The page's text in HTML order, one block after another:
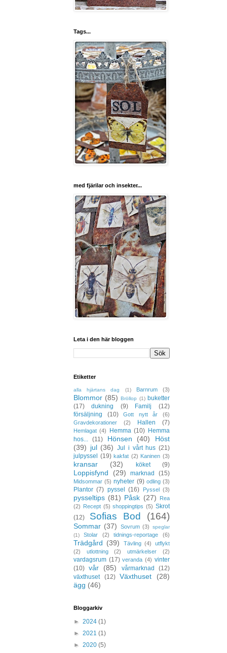
Tags...
med fjärilar och insekter...
Leta i den här bloggen
Etiketter
alla hjärtans dag (1) Barnrum (3)
Blommor (85) Bröllop (1) buketter
(17)
dukning (9) Familj
(12)
försäljning
(10) Gott nytt år
(6)
Gravdekorationer
(2) Hallen (7)
Hemlagat (4) Hemma (10) Hemma
hos...
(11) Hönsen (40)
Höst
(39) jul (36) Jul i vårt hus (21)
julpyssel
(19) kakfat (2) Kaninen (3)
kransar (32) köket (9)
Loppisfynd (29) marknad (15)
Midsommar (5) nyheter (9) odling (3)
Plantor (7) pyssel (16) Pyssel (3)
pysseltips (81) Påsk (27)
Rea
(2) Recept (5) shoppingtips (5) Skrot
(12)
Sofias Bod (164)
Sommar (37) Sovrum (3)
speglar
(1)
Stolar (2) tidnings-reportage (6)
Trädgård (39) Tävling (4)
utflykt
(2)
utlottning (2) utmärkelser (2)
vardagsrum (17) veranda (4) vinter
(10) vår (85) vårmarknad
(12)
växthuset
(12) Växthuset
(28)
ägg (46)
Bloggarkiv
► 2024 (1)
► 2021 (1)
► 2020 (5)